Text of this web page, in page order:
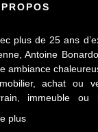
plus de 25 ans
Antoine
ambiance
achat ou
immeuble ou
Attachée
plus